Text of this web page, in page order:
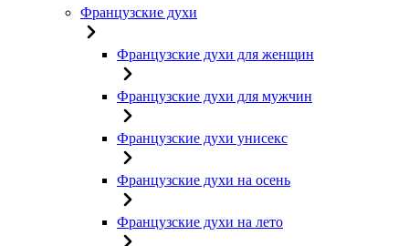
Французские духи
Французские духи для женщин
Французские духи для мужчин
Французские духи унисекс
Французские духи на осень
Французские духи на лето